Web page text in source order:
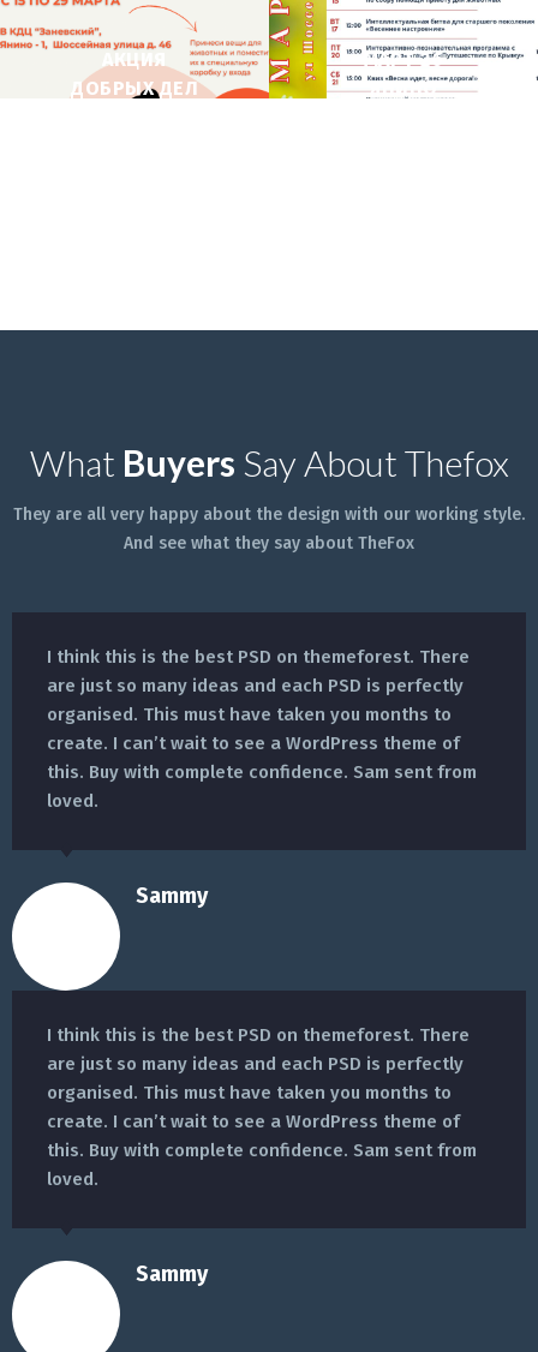
АКЦИЯ
ДОБРЫХ ДЕЛ
МАРТ 26
ЯНИНО
What Buyers Say About Thefox
They are all very happy about the design with our working style.
And see what they say about TheFox
I think this is the best PSD on themeforest. There
are just so many ideas and each PSD is perfectly
organised. This must have taken you months to
create. I can’t wait to see a WordPress theme of
this. Buy with complete confidence. Sam sent from
loved.
Sammy
I think this is the best PSD on themeforest. There
are just so many ideas and each PSD is perfectly
organised. This must have taken you months to
create. I can’t wait to see a WordPress theme of
this. Buy with complete confidence. Sam sent from
loved.
Sammy